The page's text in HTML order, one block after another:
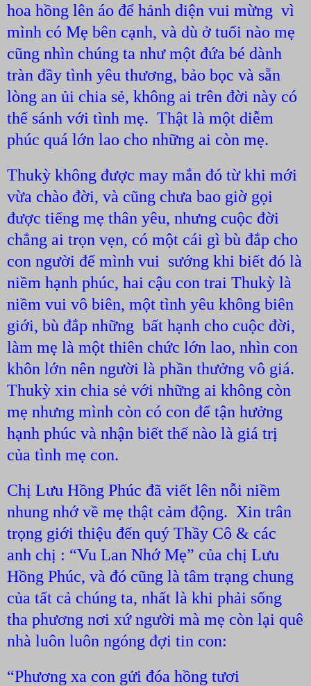
hoa hồng lên áo để hảnh diện vui mừng vì
mình có Mẹ bên cạnh, và dù ở tuổi nào mẹ
cũng nhìn chúng ta như một đứa bé dành
tràn đầy tình yêu thương, bảo bọc và sẵn
lòng an ủi chia sẻ, không ai trên đời này có
thể sánh với tình mẹ. Thật là một diễm
phúc quá lớn lao cho những ai còn mẹ.
Thukỳ không được may mắn đó từ khi mới
vừa chào đời, và cũng chưa bao giờ gọi
được tiếng mẹ thân yêu, nhưng cuộc đời
chẳng ai trọn vẹn, có một cái gì bù đắp cho
con người để mình vui sướng khi biết đó là
niềm hạnh phúc, hai cậu con trai Thukỳ là
niềm vui vô biên, một tình yêu không biên
giới, bù đắp những bất hạnh cho cuộc đời,
làm mẹ là một thiên chức lớn lao, nhìn con
khôn lớn nên người là phần thưởng vô giá.
Thukỳ xin chia sẻ với những ai không còn
mẹ nhưng mình còn có con để tận hưởng
hạnh phúc và nhận biết thế nào là giá trị
của tình mẹ con.
Chị Lưu Hồng Phúc đã viết lên nỗi niềm
nhung nhớ về mẹ thật cảm động. Xin trân
trọng giới thiệu đến quý Thầy Cô & các
anh chị : “Vu Lan Nhớ Mẹ” của chị Lưu
Hồng Phúc, và đó cũng là tâm trạng chung
của tất cả chúng ta, nhất là khi phải sống
tha phương nơi xứ người mà mẹ còn lại quê
nhà luôn luôn ngóng đợi tin con:
“Phương xa con gửi đóa hồng tươi